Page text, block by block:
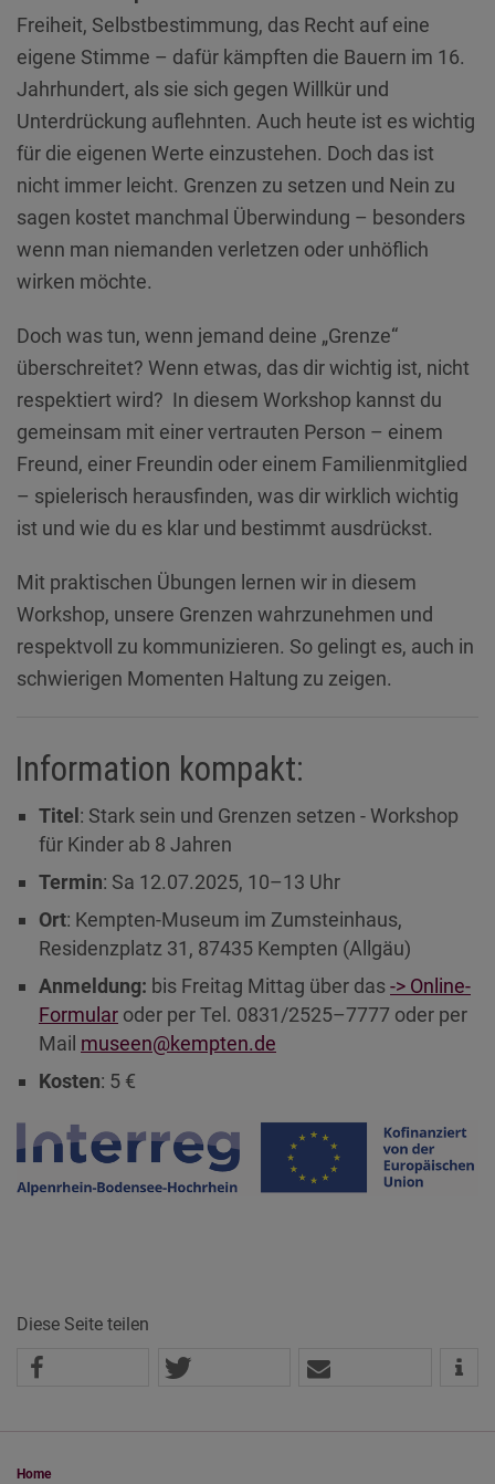
Diese Website nutzt Matomo Analytics für die Auswertung der
Seitenaufrufe als Statistik. Die hierdurch gespeicherten Daten werden
ausschließlich auf unseren eigenen Servern gespeichert. Eine
Übertragung an Dritte erfolgt nicht. Wir verwenden die Funktion
AnonymizeIP zur Anonymisierung Ihrer IP-Adresse, so dass diese gekürzt
werden kann.
YouTube / Vimeo
Wir nutzen YouTube im erweiterten Datenschutzmodus. Dieser Modus
bewirkt laut YouTube, dass YouTube keine Informationen über die
Besucher auf dieser Website speichert, bevor diese sich das Video
ansehen.
Eingebundene Inhalte
eingebunden. Das können Kartendienste wie z.B. Google Maps sein
oder auch Anwendungen einer externen Website.
Freiheit, Selbstbestimmung, das Recht auf eine
eigene Stimme – dafür kämpften die Bauern im 16.
Jahrhundert, als sie sich gegen Willkür und
Unterdrückung auflehnten. Auch heute ist es wichtig
für die eigenen Werte einzustehen. Doch das ist
nicht immer leicht. Grenzen zu setzen und Nein zu
sagen kostet manchmal Überwindung – besonders
wenn man niemanden verletzen oder unhöflich
wirken möchte.
Doch was tun, wenn jemand deine „Grenze“
überschreitet? Wenn etwas, das dir wichtig ist, nicht
respektiert wird? In diesem Workshop kannst du
gemeinsam mit einer vertrauten Person – einem
Freund, einer Freundin oder einem Familienmitglied
– spielerisch herausfinden, was dir wirklich wichtig
ist und wie du es klar und bestimmt ausdrückst.
Mit praktischen Übungen lernen wir in diesem
Workshop, unsere Grenzen wahrzunehmen und
respektvoll zu kommunizieren. So gelingt es, auch in
schwierigen Momenten Haltung zu zeigen.
Information kompakt:
Titel: Stark sein und Grenzen setzen - Workshop
für Kinder ab 8 Jahren
Termin: Sa 12.07.2025, 10–13 Uhr
Ort: Kempten-Museum im Zumsteinhaus,
Residenzplatz 31, 87435 Kempten (Allgäu)
Anmeldung: bis Freitag Mittag über das-> Online-
Formular oder per Tel. 0831/2525–7777 oder per
Mail museen@kempten.de
Kosten: 5 €
Diese Seite teilen
Home